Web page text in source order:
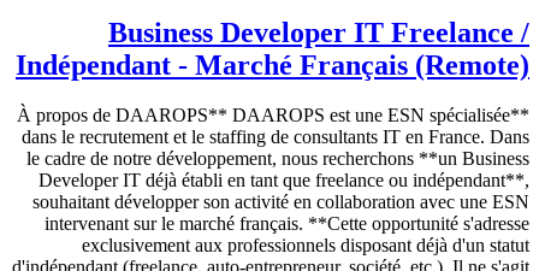
Business Developer IT Freelance /
Indépendant - Marché Français (Remote)
**À propos de DAAROPS** DAAROPS est une ESN spécialisée
dans le recrutement et le staffing de consultants IT en France. Dans
le cadre de notre développement, nous recherchons **un Business
Developer IT déjà établi en tant que freelance ou indépendant**,
souhaitant développer son activité en collaboration avec une ESN
intervenant sur le marché français. **Cette opportunité s'adresse
exclusivement aux professionnels disposant déjà d'un statut